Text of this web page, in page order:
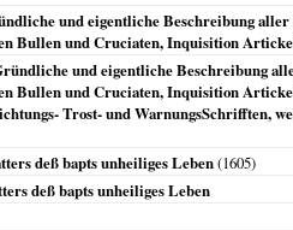
und eigentliche Beschreibung
Bullen und Cruciaten, Inquisition
und eigentliche Beschreibung
Bullen und Cruciaten, Inquisition
Trost- und WarnungsSchrifften,
deß bapts unheiliges Leben(1605)
deß bapts unheiliges Leben